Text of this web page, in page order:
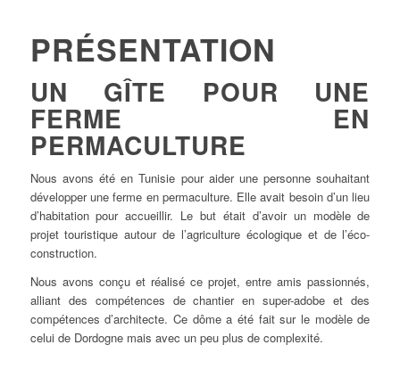
PRÉSENTATION
UN GÎTE POUR UNE
FERME EN
PERMACULTURE
Nous avons été en Tunisie pour aider une personne souhaitant
développer une ferme en permaculture. Elle avait besoin d’un lieu
d’habitation pour accueillir. Le but était d’avoir un modèle de
projet touristique autour de l’agriculture écologique et de l’éco-
construction.
Nous avons conçu et réalisé ce projet, entre amis passionnés,
alliant des compétences de chantier en super-adobe et des
compétences d’architecte. Ce dôme a été fait sur le modèle de
celui de Dordogne mais avec un peu plus de complexité.